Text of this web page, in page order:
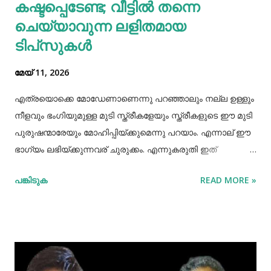
കാൽസ്യ...
കഷ്ടപ്പെടേണ്ട; വീട്ടിൽ തന്നെ
ചെയ്യാവുന്ന ലളിതമായ
ടിപ്‌സുകൾ
മേയ് 11, 2026
എത്രയൊക്കെ മോഡേണാണെന്നു പറഞ്ഞാലും നല്ല ഉള്ളും
നീളവും ഭംഗിയുമുള്ള മുടി സ്ത്രീകളേയും സ്ത്രീകളുടെ ഈ മുടി
പുരുഷന്മാരേയും മോഹിപ്പിയ്ക്കുമെന്നു പറയാം. എന്നാല് ഈ
ഭാഗ്യം ലഭിയ്ക്കുന്നവര് ചുരുക്കം. എന്നുകരുതി ഇത്
സഹായിക്കുന്ന ചില വഴികളെക്കുറിച്ചറിയൂ,മുടി വളര്‍ച്ചയ്ക്ക്
ചീകുന്നത് ശരിയായ രീതിയിലല്ലെങ്കില്‍ മുടി ജട പിടിക്കാനും
പൊട്ടിപ്പോകാനുമുള്ള സാധ്യതയും കൂടും. മുടി ശരിയായി
പങ്കിടുക READ MORE »